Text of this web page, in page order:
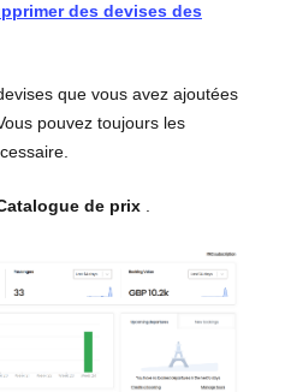
des devises des
que vous avez ajoutées
pouvez toujours les
de prix